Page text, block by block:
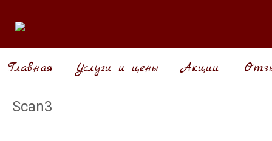
Главная Услуги и цены Акции
Scan3